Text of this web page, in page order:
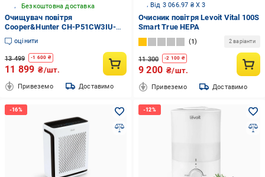
Безкоштовна доставка
Очищувач повітря
Cooper&Hunter CH-P51CW3IU-
WF
оцінити
13 499 -1 600 ₴
11 899 ₴/шт.
Привеземо Доставимо
Від 3 066.97 ₴ X 3
Очисник повітря Levoit Vital 100S
Smart True HEPA
1 2 варіанти
11 300 -2 100 ₴
9 200 ₴/шт.
Привеземо Доставимо